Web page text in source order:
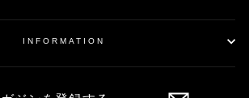
INFORMATION